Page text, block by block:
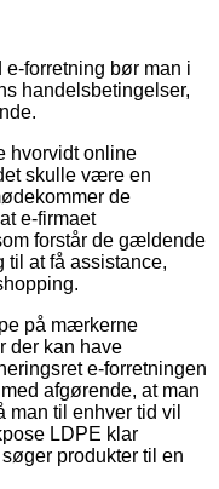
e-forretning bør man i
handelsbetingelser,
hvorvidt online
skulle være en
de
e-firmaet
forstår de gældende
til at få assistance,
på mærkerne
der kan have
e-forretningen
afgørende, at man
man til enhver tid vil
LDPE klar
produkter til en